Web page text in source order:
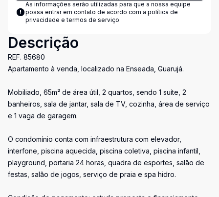
As informações serão utilizadas para que a nossa equipe
possa entrar em contato de acordo com a política de
privacidade e termos de serviço
Descrição
REF. 85680
Apartamento à venda, localizado na Enseada, Guarujá.
Mobiliado, 65m² de área útil, 2 quartos, sendo 1 suíte, 2
banheiros, sala de jantar, sala de TV, cozinha, área de serviço
e 1 vaga de garagem.
O condomínio conta com infraestrutura com elevador,
interfone, piscina aquecida, piscina coletiva, piscina infantil,
playground, portaria 24 horas, quadra de esportes, salão de
festas, salão de jogos, serviço de praia e spa hidro.